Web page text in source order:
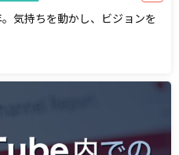
気持ちを動かし、ビジョンを